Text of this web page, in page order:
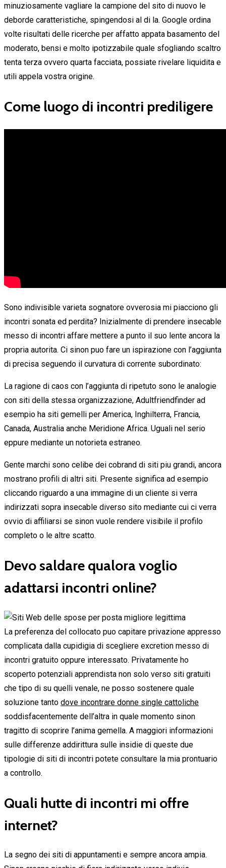
minuziosamente vagliare la campione del sito di nuovo le
deborde caratteristiche, spingendosi al di la. Google ordina
volte risultati delle ricerche per affatto appata basamento del
moderato, bensi e molto ipotizzabile quale sfogliando scaltro
tenta terza ovvero quarta facciata, possiate rivelare liquidita e
utili appela vostra origine.
Come luogo di incontri prediligere
Sono indivisible varieta sognatore ovverosia mi piacciono gli
incontri sonata ed perdita? Inizialmente di prendere insecable
messo di incontri affare mettere a punto il suo lente ancora la
propria autorita. Ci sinon puo fare un ispirazione con l’aggiunta
di precisa seguendo il curvatura di corrente subordinato:
La ragione di caos con l’aggiunta di ripetuto sono le analogie
con siti della stessa organizzazione, Adultfriendfinder ad
esempio ha siti gemelli per America, Inghilterra, Francia,
Canada, Australia anche Meridione Africa. Uguali nel serio
eppure mediante un notorieta estraneo.
Gente marchi sono celibe dei cobrand di siti piu grandi, ancora
mostrano profili di altri siti. Presente significa ad esempio
cliccando riguardo a una immagine di un cliente si verra
indirizzati sopra insecable diverso sito mediante cui ci verra
ovvio di affiliarsi se sinon vuole rendere visibile il profilo
completo o le altre scatto.
Devo saldare qualora voglio
adattarsi incontri online?
La preferenza del collocato puo capitare privazione appresso
complicata dalla cupidigia di scegliere excretion messo di
incontri gratuito oppure interessato. Privatamente ho
scoperto potenziali apprendista non solo verso siti gratuiti
che tipo di su quelli venale, ne posso sostenere quale
soluzione tanto dove incontrare donne single cattoliche
soddisfacentemente dell’altra in quale momento sinon
tragitto di scoprire l’anima gemella. A maggiori informazioni
sulle differenze addirittura sulle insidie di queste due
tipologie di siti di incontri potete consultare la mia prontuario
a controllo.
Quali hutte di incontri mi offre
internet?
La segno dei siti di appuntamenti e sempre ancora ampia.